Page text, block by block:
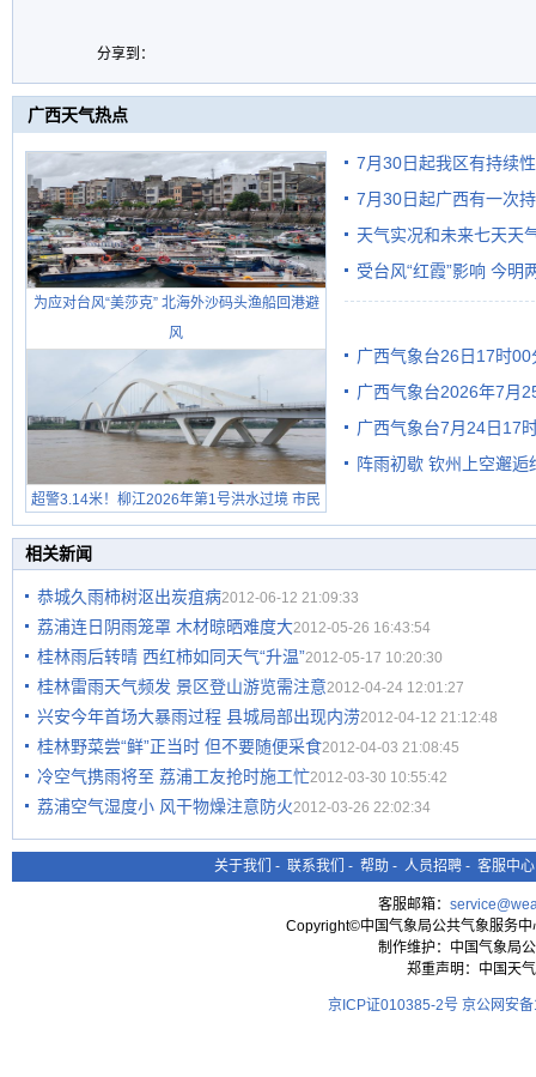
分享到：
广西天气热点
为应对台风“美莎克” 北海外沙码头渔船回港避
风
超警3.14米！柳江2026年第1号洪水过境 市民
在堤岸见证汛况
7月30日起我区有持续
7月30日起广西有一次
天气实况和未来七天天
受台风“红霞”影响 今明
广西气象台26日17时
广西气象台2026年7月
级预警
广西气象台7月24日17
阵雨初歇 钦州上空邂逅
相关新闻
恭城久雨柿树沤出炭疽病2012-06-12 21:09:33
荔浦连日阴雨笼罩 木材晾晒难度大2012-05-26 16:43:54
桂林雨后转晴 西红柿如同天气“升温”2012-05-17 10:20:30
桂林雷雨天气频发 景区登山游览需注意2012-04-24 12:01:27
兴安今年首场大暴雨过程 县城局部出现内涝2012-04-12 21:12:48
桂林野菜尝“鲜”正当时 但不要随便采食2012-04-03 21:08:45
冷空气携雨将至 荔浦工友抢时施工忙2012-03-30 10:55:42
荔浦空气湿度小 风干物燥注意防火2012-03-26 22:02:34
关于我们 - 联系我们 - 帮助 - 人员招聘 - 客服中心
客服邮箱：
Copyright©中国气象局公共气象服务
制作维护：中国气象局
郑重声明：中国天
京ICP证010385-2号 京公网安